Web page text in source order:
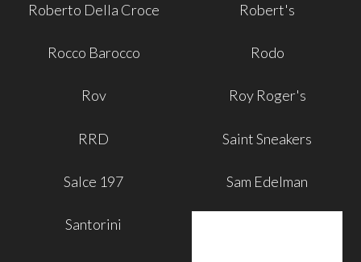
Roberto Della Croce Robert's
Rocco Barocco Rodo
Rov Roy Roger's
RRD Saint Sneakers
Salce 197 Sam Edelman
Santorini